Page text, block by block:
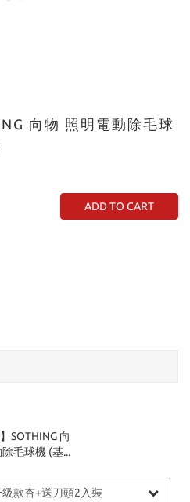
向物 照明電動除毛球
ADD TO CART
SOTHING 向
毛球機 (基...